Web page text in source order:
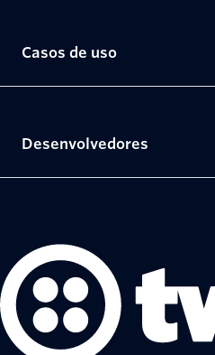
Casos de uso
Desenvolvedores